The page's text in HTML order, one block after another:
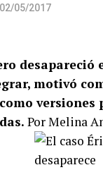
02/05/2017
desapareció
motivó
versiones
Por Melina